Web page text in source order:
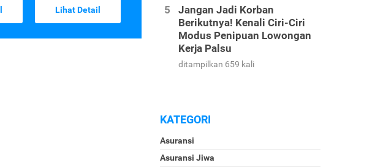
Lihat Detail
Jangan Jadi Korban
Berikutnya! Kenali Ciri-Ciri
Modus Penipuan Lowongan
Kerja Palsu
ditampilkan 659 kali
KATEGORI
Asuransi
Asuransi Jiwa